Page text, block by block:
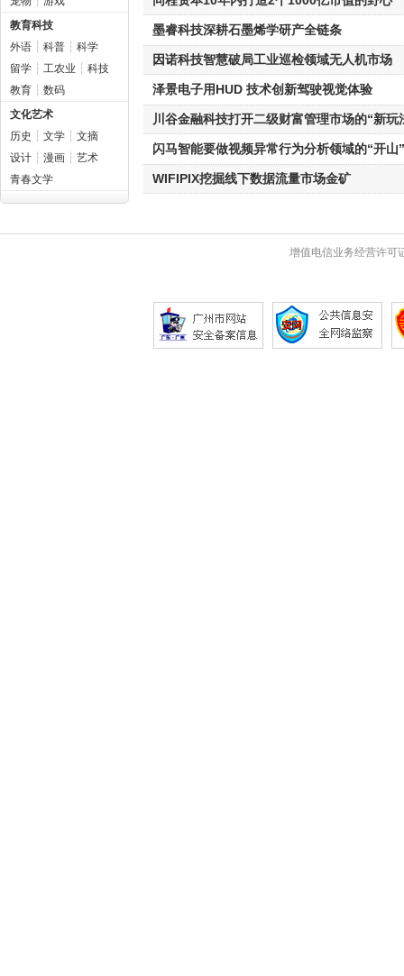
教育科技
外语 ┆ 科普 ┆ 科学
留学 ┆ 工农业 ┆ 科技
教育 ┆ 数码
文化艺术
历史 ┆ 文学 ┆ 文摘
设计 ┆ 漫画 ┆ 艺术
青春文学
墨睿科技深耕石墨烯学研产全链条
因诺科技智慧破局工业巡检领域无人机市场
泽景电子用HUD 技术创新驾驶视觉体验
川谷金融科技打开二级财富管理市场的“新玩
闪马智能要做视频异常行为分析领域的“开山
WIFIPIX挖掘线下数据流量市场金矿
增值电信业务经营许